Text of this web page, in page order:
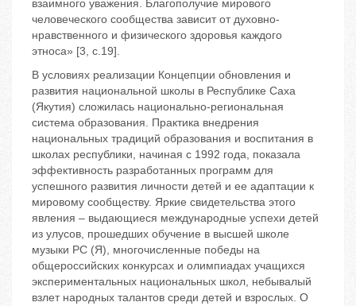
взаимного уважения. Благополучие мирового
человеческого сообщества зависит от духовно-
нравственного и физического здоровья каждого
этноса» [3, c.19].
В условиях реализации Концепции обновления и
развития национальной школы в Республике Саха
(Якутия) сложилась национально-региональная
система образования. Практика внедрения
национальных традиций образования и воспитания в
школах республики, начиная с 1992 года, показала
эффективность разработанных программ для
успешного развития личности детей и ее адаптации к
мировому сообществу. Яркие свидетельства этого
явления – выдающиеся международные успехи детей
из улусов, прошедших обучение в высшей школе
музыки РС (Я), многочисленные победы на
общероссийских конкурсах и олимпиадах учащихся
экспериментальных национальных школ, небывалый
взлет народных талантов среди детей и взрослых. О